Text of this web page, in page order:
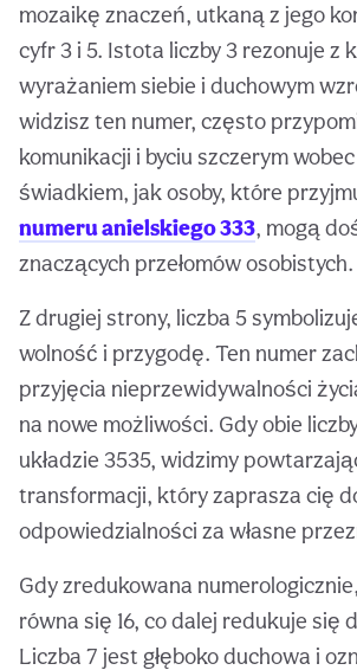
mozaikę znaczeń, utkaną z jego
cyfr 3 i 5. Istota liczby 3 rezonuje z
wyrażaniem siebie i duchowym
widzisz ten numer, często
komunikacji i byciu szczerym
świadkiem, jak osoby, które
numeru anielskiego 333, mogą
znaczących przełomów osobistych.
Z drugiej strony, liczba 5
wolność i przygodę. Ten numer
przyjęcia nieprzewidywalności
na nowe możliwości. Gdy obie
układzie 3535, widzimy
transformacji, który zaprasza cię
odpowiedzialności za własne
Gdy zredukowana numerologicznie,
równa się 16, co dalej redukuje się
Liczba 7 jest głęboko duchowa i